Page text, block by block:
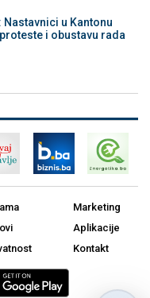
u Kantonu
i obustavu rada
Marketing
Aplikacije
Kontakt